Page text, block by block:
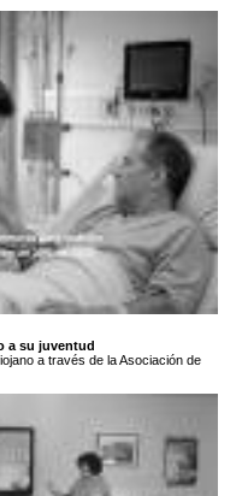
a su juventud
a través de la Asociación de